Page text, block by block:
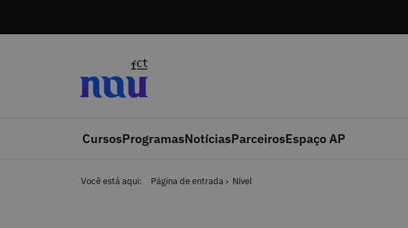
CursosProgramasNotíciasParceirosEspaço AP
Você está aqui: Página de entrada Nível